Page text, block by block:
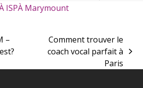
ISPÀ Marymount
–
post:
Comment trouver le
coach vocal parfait à
Paris